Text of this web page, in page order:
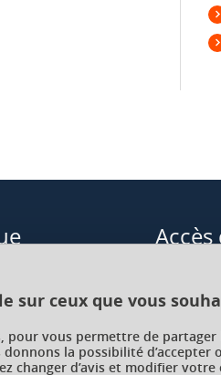
sur ceux que vous
pour vous permettre de
la possibilité d’accepter
changer d’avis et modifierchoix (ETC)